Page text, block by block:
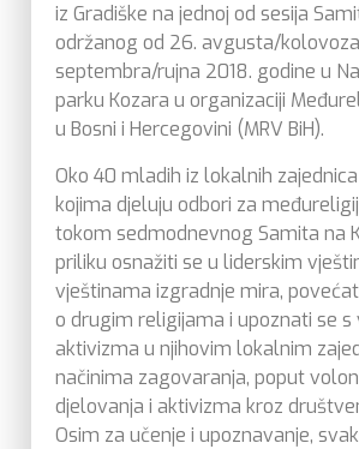
iz Gradiške na jednoj od sesija
održanog od 26. avgusta/kolovoza
septembra/rujna 2018. godine u
parku Kozara u organizaciji
u Bosni i Hercegovini (MRV BiH).
Oko 40 mladih iz lokalnih
kojima djeluju odbori za
tokom sedmodnevnog Samita na
priliku osnažiti se u liderskim
vještinama izgradnje mira,
o drugim religijama i upoznati se s
aktivizma u njihovim lokalnim
načinima zagovaranja, poput
djelovanja i aktivizma kroz
Osim za učenje i upoznavanje,